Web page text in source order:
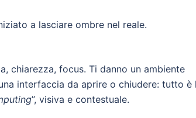
a lasciare ombre nel reale.
chiarezza, focus. Ti danno un ambiente
interfaccia da aprire o chiudere: tutto è
”, visiva e contestuale.